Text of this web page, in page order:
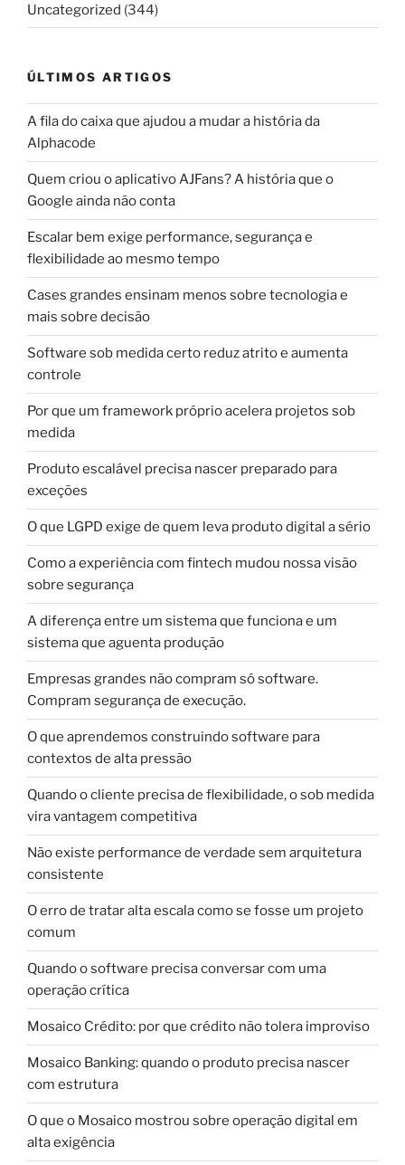
Uncategorized (344)
ÚLTIMOS ARTIGOS
A fila do caixa que ajudou a mudar a história da
Alphacode
Quem criou o aplicativo AJFans? A história que o
Google ainda não conta
Escalar bem exige performance, segurança e
flexibilidade ao mesmo tempo
Cases grandes ensinam menos sobre tecnologia e
mais sobre decisão
Software sob medida certo reduz atrito e aumenta
controle
Por que um framework próprio acelera projetos sob
medida
Produto escalável precisa nascer preparado para
exceções
O que LGPD exige de quem leva produto digital a sério
Como a experiência com fintech mudou nossa visão
sobre segurança
A diferença entre um sistema que funciona e um
sistema que aguenta produção
Empresas grandes não compram só software.
Compram segurança de execução.
O que aprendemos construindo software para
contextos de alta pressão
Quando o cliente precisa de flexibilidade, o sob medida
vira vantagem competitiva
Não existe performance de verdade sem arquitetura
consistente
O erro de tratar alta escala como se fosse um projeto
comum
Quando o software precisa conversar com uma
operação crítica
Mosaico Crédito: por que crédito não tolera improviso
Mosaico Banking: quando o produto precisa nascer
com estrutura
O que o Mosaico mostrou sobre operação digital em
alta exigência